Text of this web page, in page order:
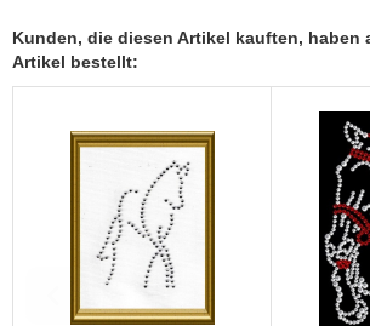
Kunden, die diesen Artikel kauften, haben
Artikel bestellt: